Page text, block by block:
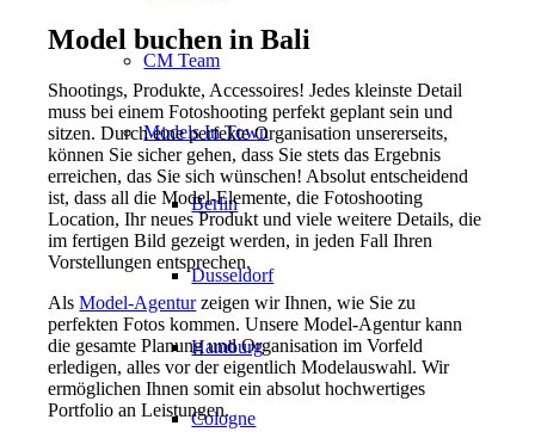
CM Team
Models In Town
Berlin
Dusseldorf
Hamburg
Cologne
Model buchen in Bali
Shootings, Produkte, Accessoires! Jedes kleinste Detail
muss bei einem Fotoshooting perfekt geplant sein und
sitzen. Durch eine perfekte Organisation unsererseits,
können Sie sicher gehen, dass Sie stets das Ergebnis
erreichen, das Sie sich wünschen! Absolut entscheidend
ist, dass all die Model-Elemente, die Fotoshooting
Location, Ihr neues Produkt und viele weitere Details, die
im fertigen Bild gezeigt werden, in jeden Fall Ihren
Vorstellungen entsprechen.
AlsModel-Agenturzeigen wir Ihnen, wie Sie zu
perfekten Fotos kommen. Unsere Model-Agentur kann
die gesamte Planung und Organisation im Vorfeld
erledigen, alles vor der eigentlich Modelauswahl. Wir
ermöglichen Ihnen somit ein absolut hochwertiges
Portfolio an Leistungen.